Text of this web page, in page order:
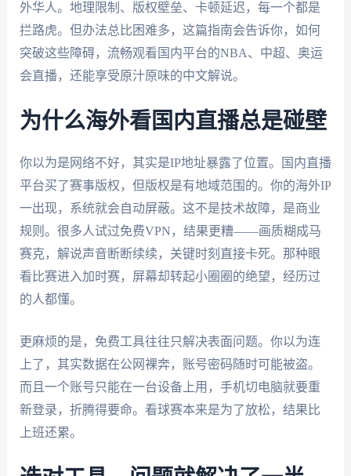
外华人。地理限制、版权壁垒、卡顿延迟，每一个都是
拦路虎。但办法总比困难多，这篇指南会告诉你，如何
突破这些障碍，流畅观看国内平台的NBA、中超、奥运
会直播，还能享受原汁原味的中文解说。
为什么海外看国内直播总是碰壁
你以为是网络不好，其实是IP地址暴露了位置。国内直播
平台买了赛事版权，但版权是有地域范围的。你的海外IP
一出现，系统就会自动屏蔽。这不是技术故障，是商业
规则。很多人试过免费VPN，结果更糟——画质糊成马
赛克，解说声音断断续续，关键时刻直接卡死。那种眼
看比赛进入加时赛，屏幕却转起小圈圈的绝望，经历过
的人都懂。
更麻烦的是，免费工具往往只解决表面问题。你以为连
上了，其实数据在公网裸奔，账号密码随时可能被盗。
而且一个账号只能在一台设备上用，手机切电脑就要重
新登录，折腾得要命。看球赛本来是为了放松，结果比
上班还累。